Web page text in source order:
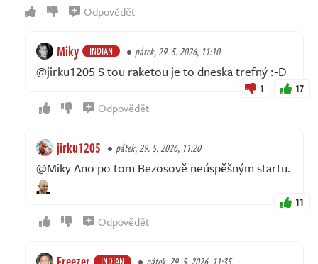
Odpovědět
Miky INDIAN pátek, 29. 5. 2026, 11:10
@jirku1205 S tou raketou je to dneska trefný :-D
1 17
Odpovědět
jirku1205 pátek, 29. 5. 2026, 11:20
@Miky Ano po tom Bezosově neúspěšným startu.
11
Odpovědět
INDIAN